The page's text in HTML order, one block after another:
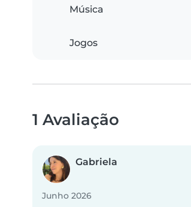
Música
Jogos
1 Avaliação
Gabriela
Junho 2026